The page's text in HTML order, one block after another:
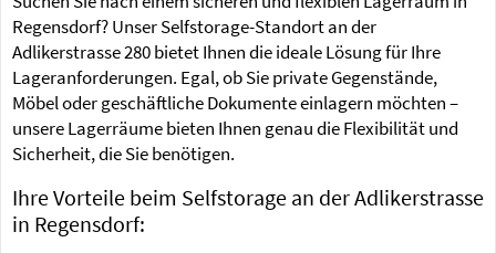
Regensdorf? Unser Selfstorage-Standort an der
Adlikerstrasse 280 bietet Ihnen die ideale Lösung für Ihre
Lageranforderungen. Egal, ob Sie private Gegenstände,
Möbel oder geschäftliche Dokumente einlagern möchten –
unsere Lagerräume bieten Ihnen genau die Flexibilität und
Sicherheit, die Sie benötigen.
Ihre Vorteile beim Selfstorage an der Adlikerstrasse
in Regensdorf: